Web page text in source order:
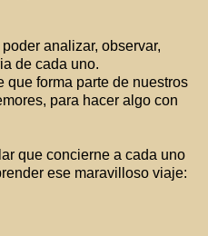
analizar, observar,
de cada uno.
que forma parte de nuestros
para hacer algo con
que concierne a cada uno
ese maravilloso viaje: